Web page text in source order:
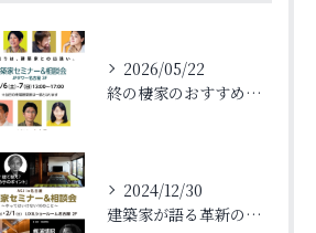
2026/05/22
終の棲家のおすすめ選び方と安心して暮らせる住まいの条件を詳しく解説
2024/12/30
建築家が語る革新のデザイン法